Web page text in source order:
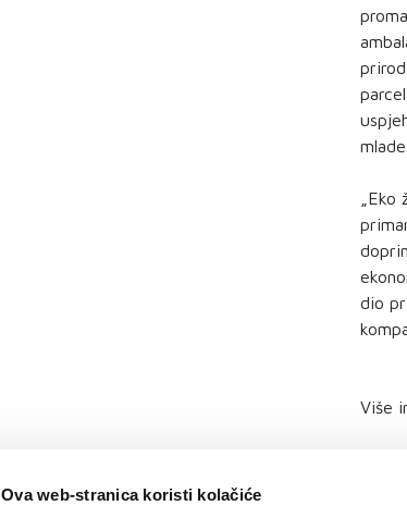
Ova web-stranica koristi kolačiće
dio
Više